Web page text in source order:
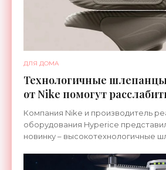
ДЛЯ ДОМА
Технологичные
от Nike помогут
ноги после тренировки -
Компания Nike и производитель
оборудования Hyperice
новинку – высокотехнологичные